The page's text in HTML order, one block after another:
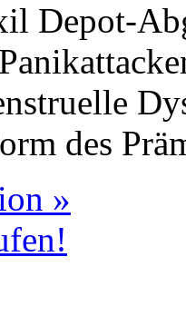
Depot-
des
»